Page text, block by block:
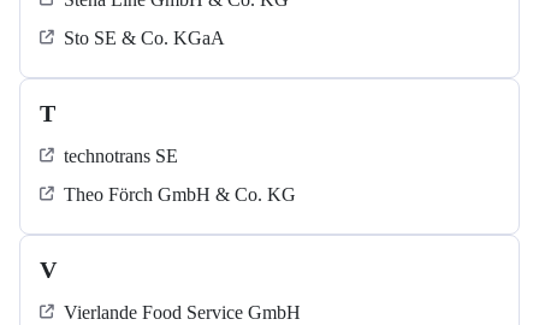
Sto SE & Co. KGaA
T
technotrans SE
Theo Förch GmbH & Co. KG
V
Vierlande Food Service GmbH